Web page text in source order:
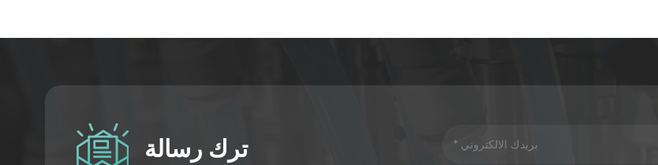
ترك رسالة